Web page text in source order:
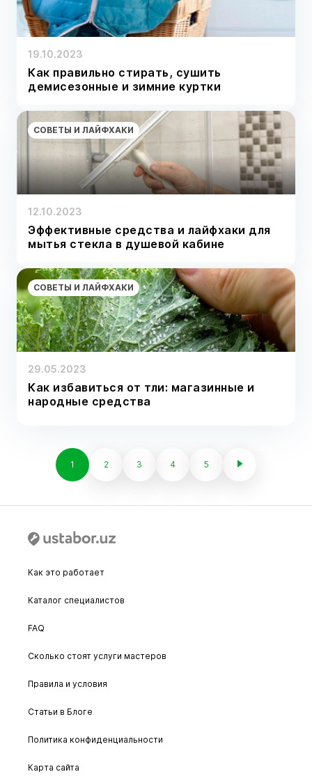
19.10.2023
Как правильно стирать, сушить
демисезонные и зимние куртки
СОВЕТЫ И ЛАЙФХАКИ
12.10.2023
Эффективные средства и лайфхаки для
мытья стекла в душевой кабине
СОВЕТЫ И ЛАЙФХАКИ
29.05.2023
Как избавиться от тли: магазинные и
народные средства
1 2 3 4 5
Как это работает
Каталог специалистов
FAQ
Сколько стоят услуги мастеров
Правила и условия
Статьи в Блоге
Политика конфиденциальности
Карта сайта